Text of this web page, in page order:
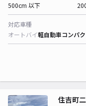
500cm 以下
対応車種
オートバイ軽自動車コンパ
住吉町